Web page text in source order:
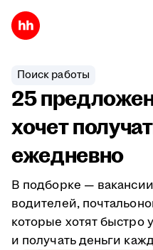
Поиск работы
25
хочет
ежедневно
В подборке —
водителей,
которые хотят быстро
и получать деньги